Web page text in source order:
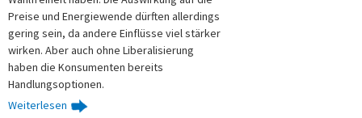
Preise und Energiewende dürften allerdings
gering sein, da andere Einflüsse viel stärker
wirken. Aber auch ohne Liberalisierung
haben die Konsumenten bereits
Handlungsoptionen.
Weiterlesen